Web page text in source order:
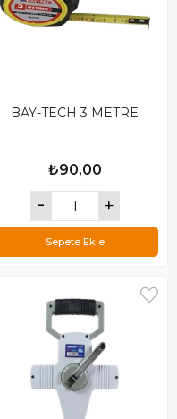
BAY-TECH 3 METRE
₺90,00
Sepete Ekle